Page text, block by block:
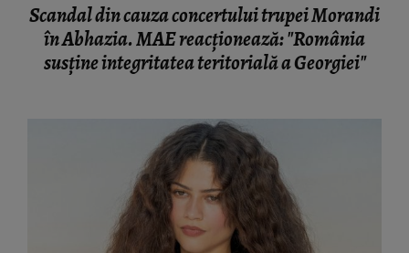
Scandal din cauza concertului trupei Morandi
în Abhazia. MAE reacționează: "România
susține integritatea teritorială a Georgiei"